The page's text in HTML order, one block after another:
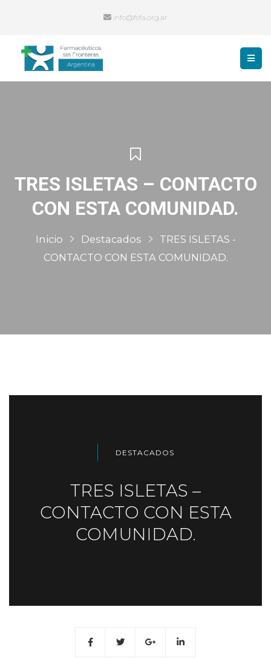
info@fsfa.org.ar
TRES ISLETAS – CONTACTO
CON ESTA COMUNIDAD.
Inicio Destacados
TRES ISLETAS -
CONTACTO CON ESTA COMUNIDAD.
DESTACADOS
TRES ISLETAS –
CONTACTO CON ESTA
COMUNIDAD.